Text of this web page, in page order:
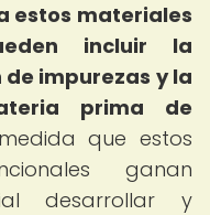
estos materiales
incluir la
impurezas y la
prima de
que estos
ganan
desarrollar y